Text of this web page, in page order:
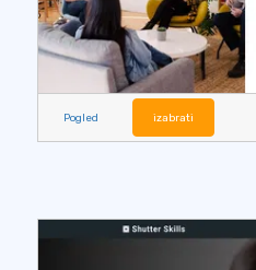
Pogled izabrati